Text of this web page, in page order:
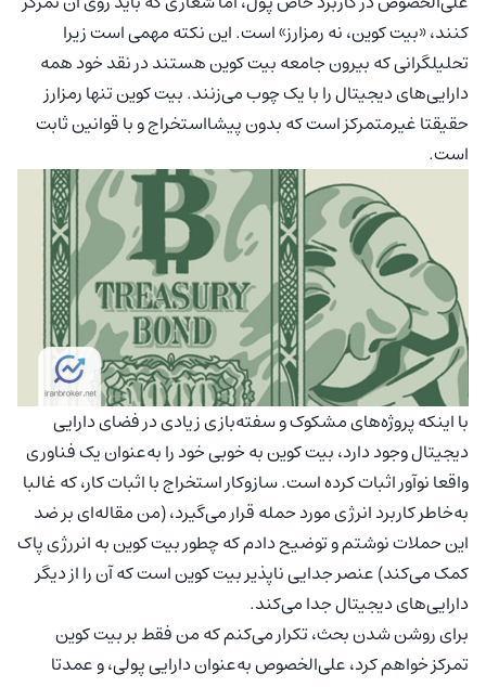
کنند، «بیت کوین، نه رمزارز» است. این نکته مهمی است زیرا
تحلیلگرانی که بیرون جامعه بیت کوین هستند در نقد خود همه
دارایی‌های دیجیتال را با یک چوب می‌زنند. بیت کوین تنها رمزارز
حقیقتا غیرمتمرکز است که بدون پیشااستخراج و با قوانین ثابت
است.
با اینکه پروژه‌های مشکوک و سفته‌بازی زیادی در فضای دارایی
دیجیتال وجود دارد، بیت کوین به خوبی خود را به‌عنوان یک فناوری
واقعا نوآور اثبات کرده است. سازوکار استخراج با اثبات کار، که غالبا
به‌خاطر کاربرد انرژی مورد حمله قرار می‌گیرد، (من مقاله‌ای بر ضد
این حملات نوشتم و توضیح دادم که چطور بیت کوین به انررژی پاک
کمک می‌کند) عنصر جدایی ناپذیر بیت کوین است که آن را از دیگر
دارایی‌های دیجیتال جدا می‌کند.
برای روشن شدن بحث، تکرار می‌کنم که من فقط بر بیت کوین
تمرکز خواهم کرد، علی‌الخصوص به‌عنوان دارایی پولی، و عمدتا